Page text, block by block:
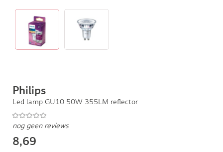
Philips
Led lamp GU10 50W 355LM reflector
nog geen reviews
8,69